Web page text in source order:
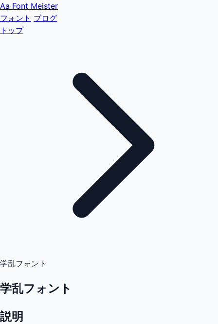
Aa Font Meister
フォント ブログ
トップ
学乱フォント
学乱フォント
説明